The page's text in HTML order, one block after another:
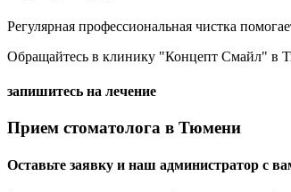
Регулярная профессиональная чистка
Обращайтесь в клинику "Концепт Смайл" в
запишитесь на лечение
Прием стоматолога в Тюмени
Оставьте заявку и наш администратор с